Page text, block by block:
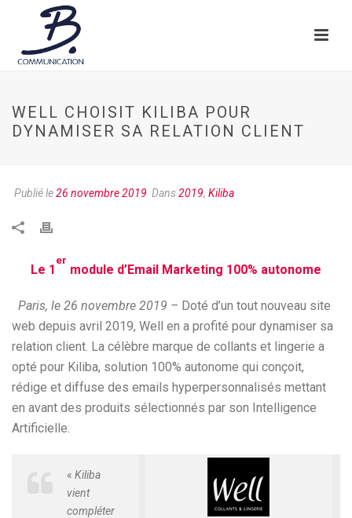
WELL CHOISIT KILIBA POUR
DYNAMISER SA RELATION CLIENT
Publié le26 novembre 2019 Dans2019, Kiliba
Le 1
er
module d’Email Marketing 100% autonome
Paris, le 26 novembre 2019 – Doté d’un tout nouveau site
web depuis avril 2019, Well en a profité pour dynamiser sa
relation client. La célèbre marque de collants et lingerie a
opté pour Kiliba, solution 100% autonome qui conçoit,
rédige et diffuse des emails hyperpersonnalisés mettant
en avant des produits sélectionnés par son Intelligence
Artificielle.
« Kiliba
vient
compléter